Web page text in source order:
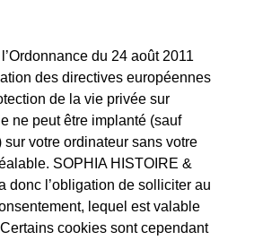
du 24 août 2011
des directives européennes
de la vie privée sur
ne peut être implanté (sauf
votre ordinateur sans votre
SOPHIA HISTOIRE &
donc l’obligation de solliciter au
lequel est valable
cookies sont cependant